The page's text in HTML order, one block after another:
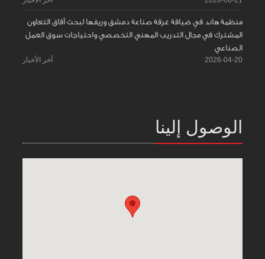
منظمة هاند في ضيافة غرفة صناعة دمشق وريفها لبحث آفاق التعاون
المشترك في مجال التدريب المهني التخصصي واحتياجات سوق العمل
الصناعي
2026-04-20 آخر الأخبار
الوصول إلينا